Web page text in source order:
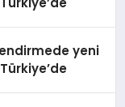
yeni